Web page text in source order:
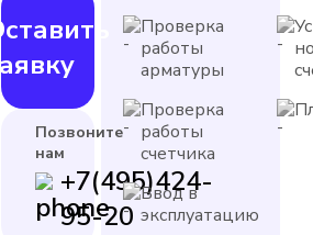
Проверка
работы
арматуры
Проверка
работы
счетчика
Ввод в
эксплуатацию
Оставить
заявку
Позвоните
нам
+7(495)424-
95-20